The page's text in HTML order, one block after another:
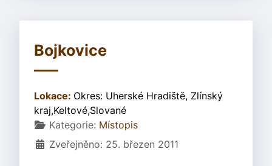
Bojkovice
Lokace: Okres: Uherské Hradiště, Zlínský
kraj,Keltové,Slované
Základní údaje
Kategorie: Místopis
Zveřejněno: 25. březen 2011